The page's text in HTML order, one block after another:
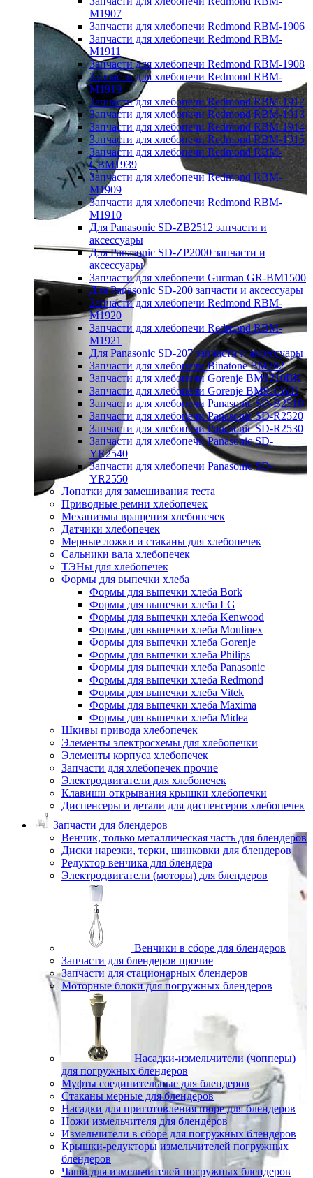
M1907
Запчасти для хлебопечи Redmond RBM-1906
Запчасти для хлебопечи Redmond RBM-
M1911
Запчасти для хлебопечи Redmond RBM-1908
Запчасти для хлебопечи Redmond RBM-
M1919
Запчасти для хлебопечи Redmond RBM-1912
Запчасти для хлебопечи Redmond RBM-1913
Запчасти для хлебопечи Redmond RBM-1914
Запчасти для хлебопечи Redmond RBM-1915
Запчасти для хлебопечи Redmond RBM-
CBM1939
Запчасти для хлебопечи Redmond RBM-
M1909
Запчасти для хлебопечи Redmond RBM-
M1910
Для Panasonic SD-ZB2512 запчасти и
аксессуары
Для Panasonic SD-ZP2000 запчасти и
аксессуары
Запчасти для хлебопечи Gurman GR-BM1500
Для Panasonic SD-200 запчасти и аксессуары
Запчасти для хлебопечи Redmond RBM-
M1920
Запчасти для хлебопечи Redmond RBM-
M1921
Для Panasonic SD-207 запчасти и аксессуары
Запчасти для хлебопечи Binatone BM202
Запчасти для хлебопечи Gorenje BM1210BK
Запчасти для хлебопечи Gorenje BM910WII
Запчасти для хлебопечи Panasonic SD-B2510
Запчасти для хлебопечи Panasonic SD-R2520
Запчасти для хлебопечи Panasonic SD-R2530
Запчасти для хлебопечи Panasonic SD-
YR2540
Запчасти для хлебопечи Panasonic SD-
YR2550
Лопатки для замешивания теста
Приводные ремни хлебопечек
Механизмы вращения хлебопечек
Датчики хлебопечек
Мерные ложки и стаканы для хлебопечек
Сальники вала хлебопечек
ТЭНы для хлебопечек
Формы для выпечки хлеба
Формы для выпечки хлеба Bork
Формы для выпечки хлеба LG
Формы для выпечки хлеба Kenwood
Формы для выпечки хлеба Moulinex
Формы для выпечки хлеба Gorenje
Формы для выпечки хлеба Philips
Формы для выпечки хлеба Panasonic
Формы для выпечки хлеба Redmond
Формы для выпечки хлеба Vitek
Формы для выпечки хлеба Maxima
Формы для выпечки хлеба Midea
Шкивы привода хлебопечек
Элементы электросхемы для хлебопечки
Элементы корпуса хлебопечек
Запчасти для хлебопечек прочие
Электродвигатели для хлебопечек
Клавиши открывания крышки хлебопечки
Диспенсеры и детали для диспенсеров хлебопечек
Запчасти для блендеров
Венчик, только металлическая часть для блендеров
Диски нарезки, терки, шинковки для блендеров
Редуктор венчика для блендера
Электродвигатели (моторы) для блендеров
Венчики в сборе для блендеров
Запчасти для блендеров прочие
Запчасти для стационарных блендеров
Моторные блоки для погружных блендеров
Насадки-измельчители (чопперы)
для погружных блендеров
Муфты соединительные для блендеров
Стаканы мерные для блендеров
Насадки для приготовления пюре для блендеров
Ножи измельчителя для блендеров
Измельчители в сборе для погружных блендеров
Крышки-редукторы измельчителей погружных
блендеров
Чаши для измельчителей погружных блендеров